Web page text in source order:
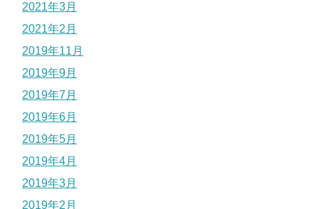
2021年3月
2021年2月
2019年11月
2019年9月
2019年7月
2019年6月
2019年5月
2019年4月
2019年3月
2019年2月